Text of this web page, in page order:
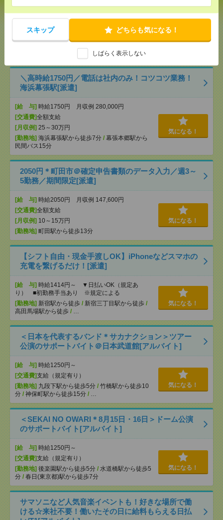
スキップ どちらも気になる！
しばらく表示しない
活のお手伝い[派遣]
OK ■扶養内OK ■日収1万640円以上
[交通費]交通費全額支給
千葉中央駅/新千葉駅 /…
気になる！
＼高時給1750円／電話は社内のみ！コツコツ業務！
海浜幕張駅[派遣]
[給 与] 時給1750円 月収例 280,000円
[交通費]全額支給
[月収例] 25～30万円
[勤務地] 海浜幕張駅から徒歩7分 / 幕張本郷駅から
民間バス15分
気になる！
2050円＊町田市＠確定申告書類のデータ入力／週3～
5勤務／期間限定[派遣]
[給 与] 時給2050円 月収例 147,600円
[交通費]全額支給
[月収例] 10～15万円
[勤務地] 町田駅から徒歩13分
気になる！
【シフト自由・現金手渡しOK】iPhoneなどスマホの
充電を繋げるだけ！[派遣]
[給 与] 時給1414円～ ▼日払いOK（規定あ
り） ■初勤務手当あり ※規定による
[勤務地] 新宿駅から徒歩 / 新宿三丁目駅から徒歩 /
高田馬場駅から徒歩 / …
気になる！
＜日本を代表するバンド＊サカナクション＞ツアー
公演のサポートバイト＠日本武道館[アルバイト]
[給 与] 時給1250円～
[交通費]支給（規定有り）
[勤務地] 九段下駅から徒歩5分 / 竹橋駅から徒歩10
分 / 神保町駅から徒歩15分 / …
気になる！
＜SEKAI NO OWARI＊8月15日・16日＞ドーム公演
のサポートバイト[アルバイト]
[給 与] 時給1250円～
[交通費]支給（規定有り）
[勤務地] 後楽園駅から徒歩5分 / 水道橋駅から徒歩5
分 / 春日(東京都)駅から徒歩7分
気になる！
サマソニなど人気音楽イベントも！好きな場所で働
ける☆来社不要！働いたその日に給料もらえる日払